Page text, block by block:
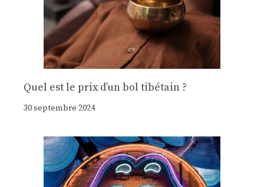
Quel est le prix d’un bol tibétain ?
30 septembre 2024